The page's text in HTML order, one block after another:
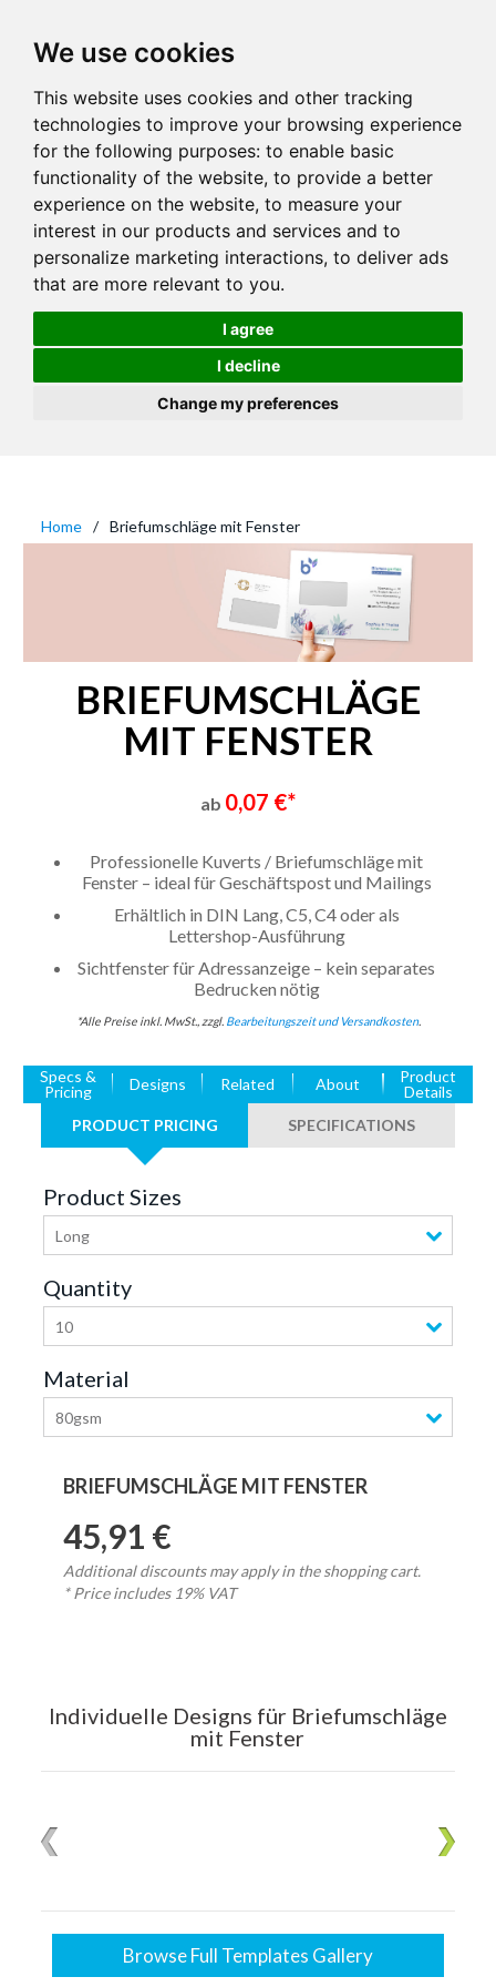
We use cookies
This website uses cookies and other tracking
technologies to improve your browsing experience
for the following purposes: to enable basic
functionality of the website, to provide a better
experience on the website, to measure your
interest in our products and services and to
personalize marketing interactions, to deliver ads
that are more relevant to you.
I agree
I decline
Change my preferences
Home Briefumschläge mit Fenster
BRIEFUMSCHLÄGE
MIT FENSTER
ab 0,07 €*
Professionelle Kuverts / Briefumschläge mit
Fenster – ideal für Geschäftspost und Mailings
Erhältlich in DIN Lang, C5, C4 oder als
Lettershop-Ausführung
Sichtfenster für Adressanzeige – kein separates
Bedrucken nötig
*Alle Preise inkl. MwSt., zzgl. Bearbeitungszeit und Versandkosten.
Specs &
Pricing
Designs Related About
Product
Details
PRODUCT PRICING
SPECIFICATIONS
Product Sizes
Long
Quantity
10
Material
80gsm
BRIEFUMSCHLÄGE MIT FENSTER
45,91 €
Additional discounts may apply in the shopping cart.
* Price includes 19% VAT
Individuelle Designs für Briefumschläge
mit Fenster
Browse Full Templates Gallery